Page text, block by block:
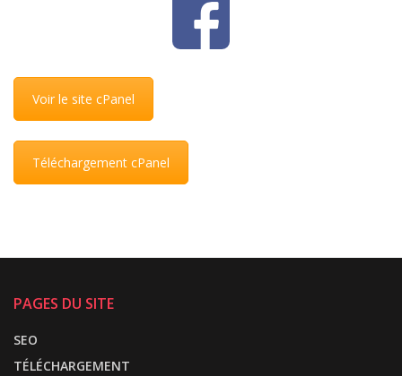
Voir le site cPanel
Téléchargement cPanel
PAGES DU SITE
SEO
TÉLÉCHARGEMENT